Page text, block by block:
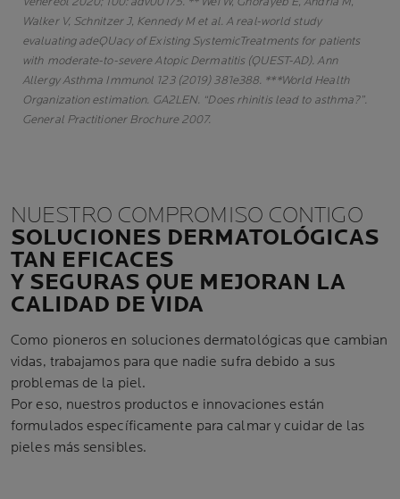
Walker V, Schnitzer J, Kennedy M et al. A real-world study
evaluating adeQUacy of Existing SystemicTreatments for patients
with moderate-to-severe Atopic Dermatitis (QUEST-AD). Ann
Allergy Asthma Immunol 123 (2019) 381e388. ***World Health
Organization estimation. GA2LEN. “Does rhinitis lead to asthma?”.
General Practitioner Brochure 2007.
NUESTRO COMPROMISO CONTIGO
SOLUCIONES DERMATOLÓGICAS
TAN EFICACES
Y SEGURAS QUE MEJORAN LA
CALIDAD DE VIDA
Como pioneros en soluciones dermatológicas que cambian
vidas, trabajamos para que nadie sufra debido a sus
problemas de la piel.
Por eso, nuestros productos e innovaciones están
formulados específicamente para calmar y cuidar de las
pieles más sensibles.